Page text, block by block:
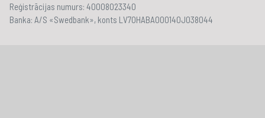
Reģistrācijas numurs: 40008023340
Banka: A/S «Swedbank», konts LV70HABA000140J038044